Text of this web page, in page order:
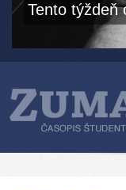
Tento týždeň